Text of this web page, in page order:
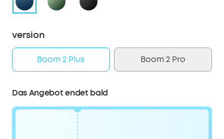
version
Boom 2 Plus Boom 2 Pro
Das Angebot endet bald